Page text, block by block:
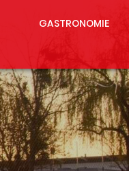
GASTRONOMIE